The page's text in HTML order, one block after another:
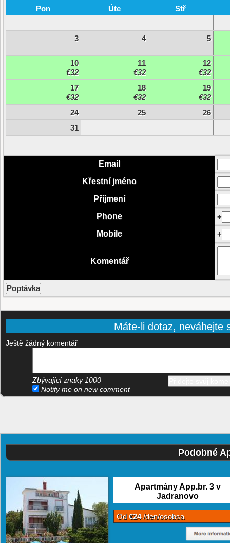
Pon Úte Stř
3 4 5
10
€32
11
€32
12
€32
17
€32
18
€32
19
€32
24
25
26
31
Email
Křestní jméno
Příjmení
Phone
+
Mobile
+
Komentář
Máte-li dotaz, neváhejte
Ještě žádný komentář
Zbývající znaky 1000
Notify me on new comment
Podobné
Apartmány App.br. 3 v
Jadranovo
Od€24/den/osobsa